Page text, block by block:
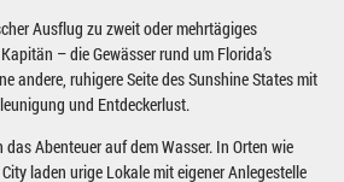
Ausflug zu zweit oder mehrtägiges
– die Gewässer rund um Florida’s
andere, ruhigere Seite des Sunshine States mit
und Entdeckerlust.
Abenteuer auf dem Wasser. In Orten wie
laden urige Lokale mit eigener Anlegestelle